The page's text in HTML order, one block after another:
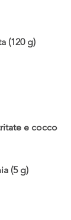
(120 g)
e cocco
(5 g)